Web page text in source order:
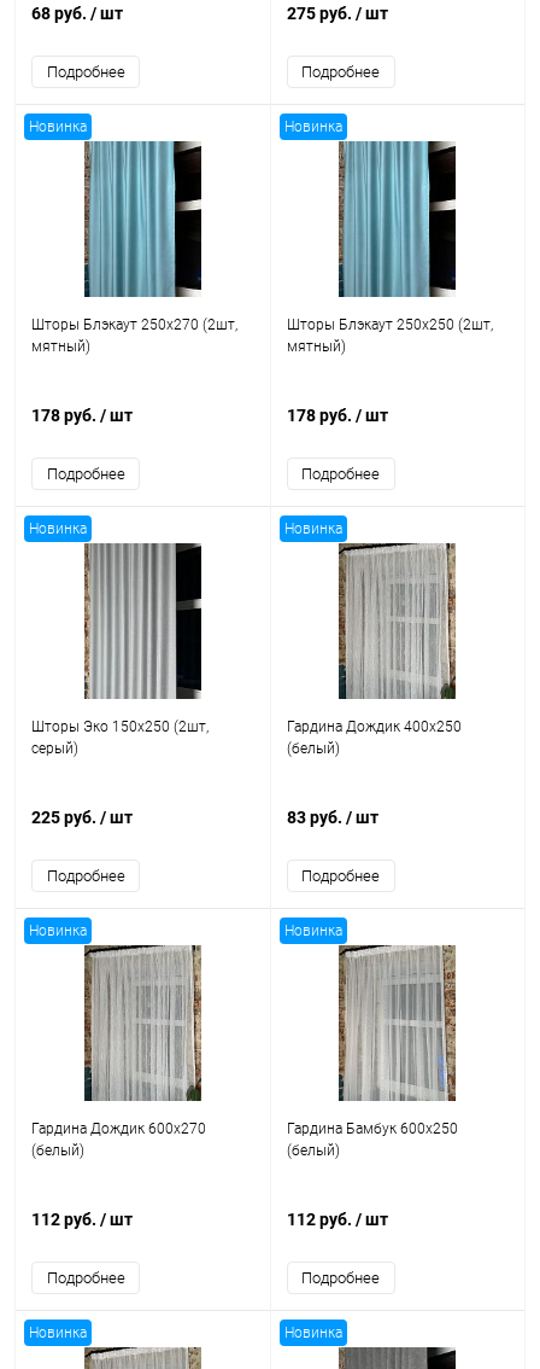
68 руб. / шт
Подробнее
275 руб. / шт
Подробнее
Новинка
Шторы Блэкаут 250x270 (2шт,
мятный)
178 руб. / шт
Подробнее
Новинка
Шторы Блэкаут 250x250 (2шт,
мятный)
178 руб. / шт
Подробнее
Новинка
Шторы Эко 150x250 (2шт,
серый)
225 руб. / шт
Подробнее
Новинка
Гардина Дождик 400x250
(белый)
83 руб. / шт
Подробнее
Новинка
Гардина Дождик 600x270
(белый)
112 руб. / шт
Подробнее
Новинка
Гардина Бамбук 600x250
(белый)
112 руб. / шт
Подробнее
Новинка Новинка